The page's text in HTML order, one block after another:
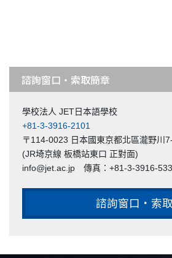
諮詢窗口・索取簡章
學校法人 JET日本語學校
+81-3-3916-2101
〒114-0023 日本國東京都北區瀧野川
(JR埼京線 板橋站東口 正對面)
info@jet.ac.jp 傳真：+81-3-3916-
諮詢窗口・索